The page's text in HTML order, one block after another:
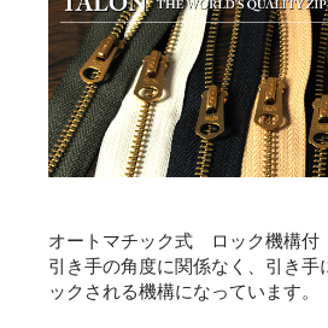
オートマチック式 ロック機構付
引き手の角度に関係なく、引き手
ックされる機構になっています。